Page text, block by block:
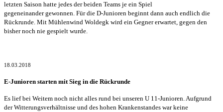
letzten Saison hatte jedes der beiden Teams je ein Spiel
gegeneinander gewonnen. Für die D-Junioren beginnt dann auch endlich die
Rückrunde. Mit Mühlenwind Woldegk wird ein Gegner erwartet, gegen den
bisher noch nie gespielt wurde.
18.03.2018
E-Junioren starten mit Sieg in die Rückrunde
Es lief bei Weitem noch nicht alles rund bei unseren U 11-Junioren. Aufgrund
der Witterungsverhältnisse und des hohen Krankenstandes war keine